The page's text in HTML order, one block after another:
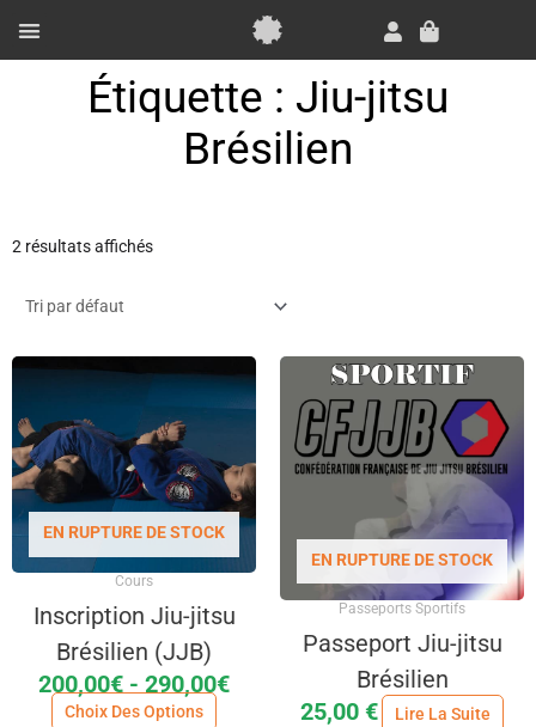
contenu
Panier
Étiquette : Jiu-jitsu
Brésilien
2 résultats affichés
EN RUPTURE DE STOCK
Cours
Inscription Jiu-jitsu
Brésilien (JJB)
200,00€ - 290,00€
Choix Des Options
EN RUPTURE DE STOCK
Passeports Sportifs
Passeport Jiu-jitsu
Brésilien
25,00 € Lire La Suite